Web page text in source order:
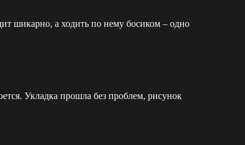
шикарно, а ходить по нему босиком – одно
Укладка прошла без проблем, рисунок